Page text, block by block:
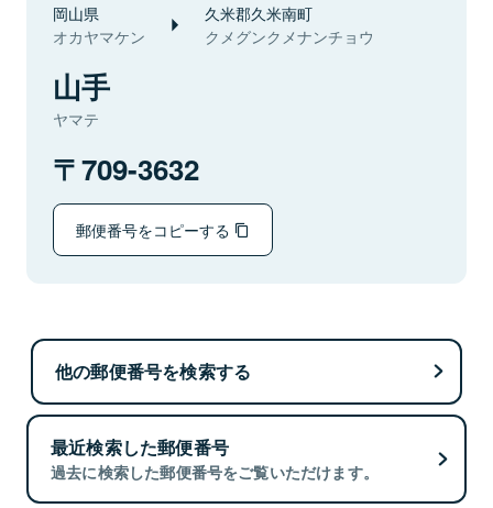
岡山県
オカヤマケン
久米郡久米南町
クメグンクメナンチョウ
山手
ヤマテ
709-3632
郵便番号をコピーする
他の郵便番号を検索する
最近検索した郵便番号
過去に検索した郵便番号をご覧いただけます。